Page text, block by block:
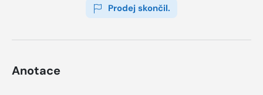
Prodej skončil.
Anotace